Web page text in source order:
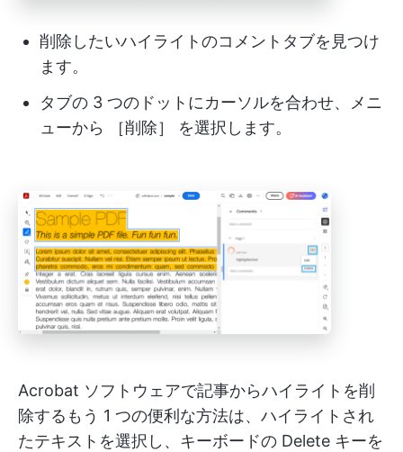
削除したいハイライトのコメントタブを見つけ
ます。
タブの 3 つのドットにカーソルを合わせ、メニ
ューから ［削除］ を選択します。
Acrobat ソフトウェアで記事からハイライトを削
除するもう 1 つの便利な方法は、ハイライトされ
たテキストを選択し、キーボードの Delete キーを